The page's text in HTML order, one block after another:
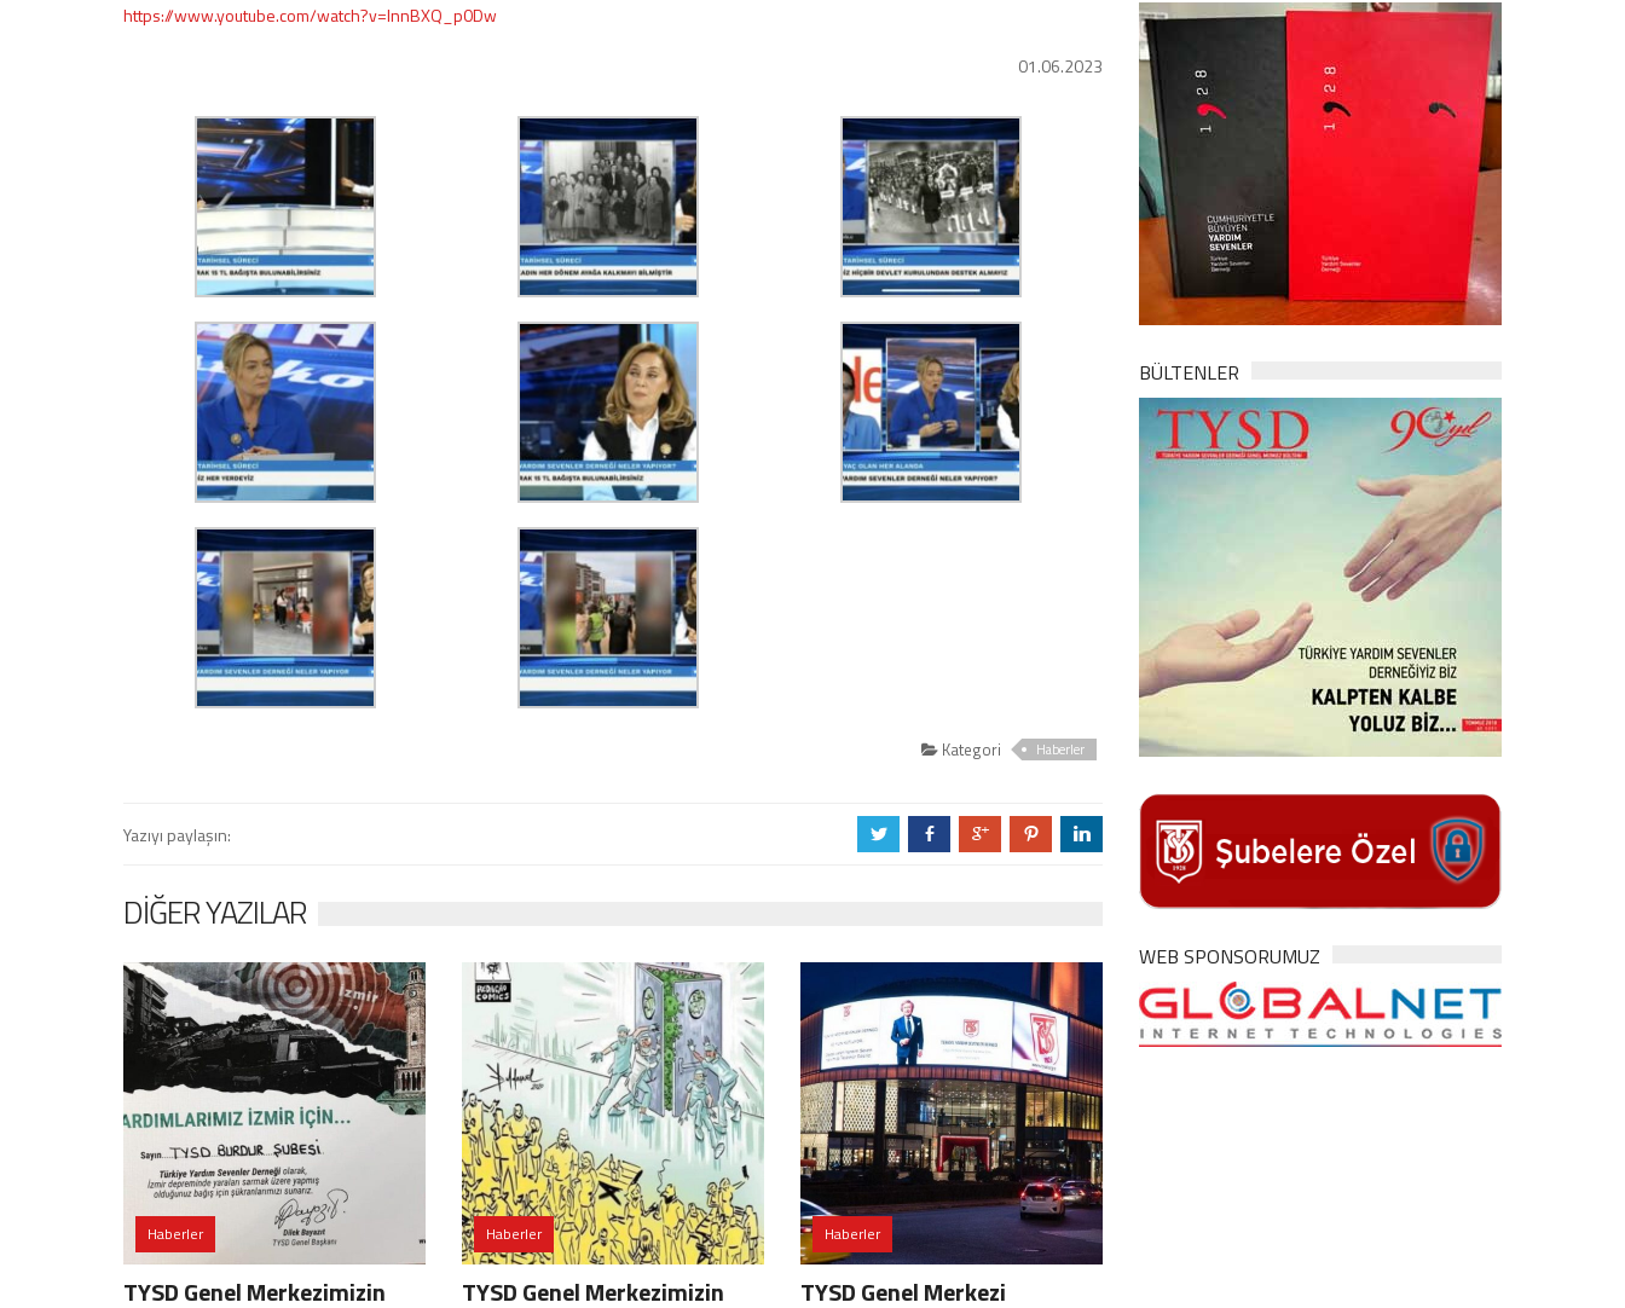
https://www.youtube.com/watch?v=lnnBXQ_p0Dw
01.06.2023
Kategori Haberler
Yazıyı paylaşın: a b c d j
DIĞER YAZILAR
Haberler
TYSD Genel Merkezimizin
Haberler
TYSD Genel Merkezimizin
Haberler
TYSD Genel Merkezi
BÜLTENLER
WEB SPONSORUMUZ